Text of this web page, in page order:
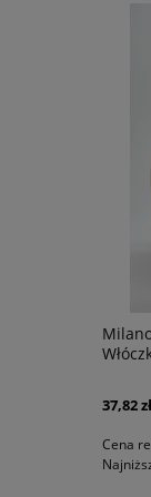
37,82 zł
Cena